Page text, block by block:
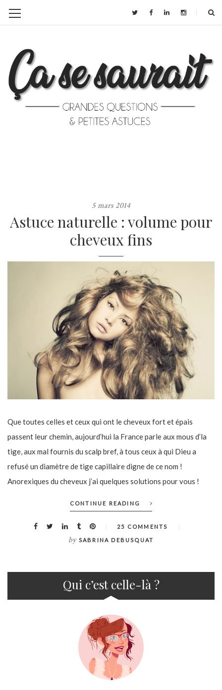
5 mars 2014
Astuce naturelle : volume pour
cheveux fins
Que toutes celles et ceux qui ont le cheveux fort et épais
passent leur chemin, aujourd’hui la France parle aux mous d’la
tige, aux mal fournis du scalp bref, à tous ceux à qui Dieu a
refusé un diamètre de tige capillaire digne de ce nom !
Anorexiques du cheveux j’ai quelques solutions pour vous !
CONTINUE READING
25 COMMENTS
by SABRINA DEBUSQUAT
Qui c’est celle-là ?